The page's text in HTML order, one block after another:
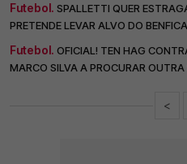
Futebol. SPALLETTI QUER
PRETENDE LEVAR ALVO DO
Futebol. OFICIAL! TEN HAG
MARCO SILVA A PROCURAR
<